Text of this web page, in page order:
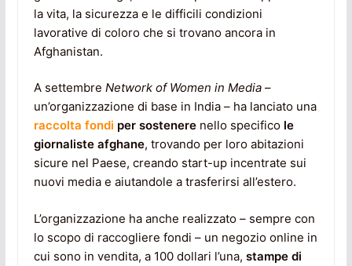
la vita, la sicurezza e le difficili condizioni
lavorative di coloro che si trovano ancora in
Afghanistan.
A settembre Network of Women in Media–
un’organizzazione di base in India – ha lanciato una
raccolta fondi per sostenerenello specifico le
giornaliste afghane, trovando per loro abitazioni
sicure nel Paese, creando start-up incentrate sui
nuovi media e aiutandole a trasferirsi all’estero.
L’organizzazione ha anche realizzato – sempre con
lo scopo di raccogliere fondi – un negozio online in
cui sono in vendita, a 100 dollari l’una, stampe di